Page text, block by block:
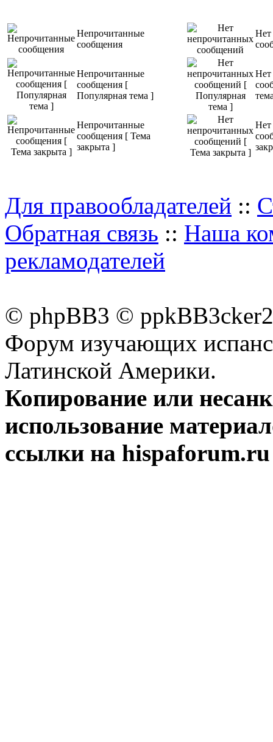
Непрочитанные
сообщения
Нет
Непрочитанные
сообщения [
Популярная тема ]
Нет
Непрочитанные
сообщения [ Тема
закрыта ]
Нет
Для правообладателей ::
Обратная связь :: Наша
рекламодателей
© phpBB3 ©
Форум изучающих
Латинской Америки.
Копирование или
использование
ссылки на hispaforum.ru